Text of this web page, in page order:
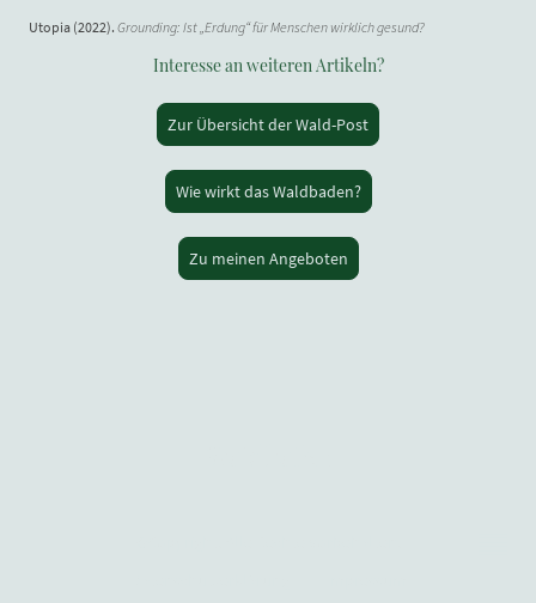
Utopia (2022). Grounding: Ist „Erdung“ für Menschen wirklich gesund?
Interesse an weiteren Artikeln?
Zur Übersicht der Wald-Post
Wie wirkt das Waldbaden?
Zu meinen Angeboten